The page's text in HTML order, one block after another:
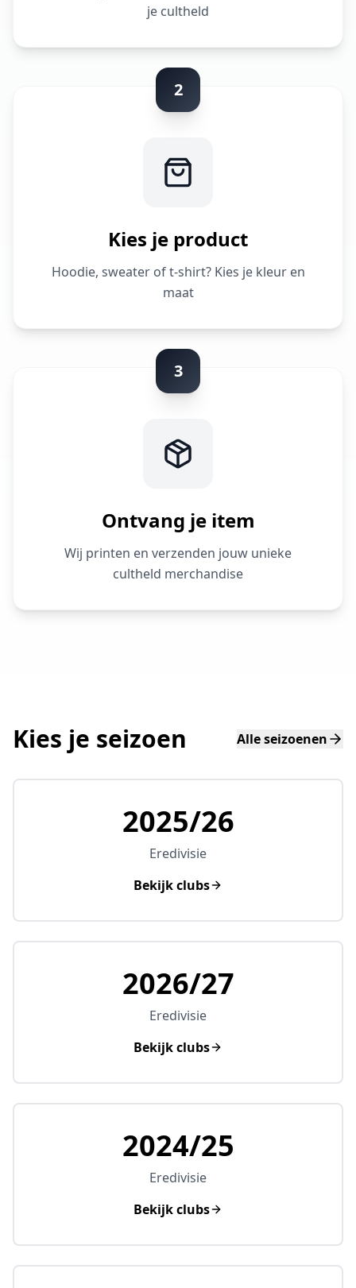
je cultheld
2
Kies je product
Hoodie, sweater of t-shirt? Kies je kleur en
maat
3
Ontvang je item
Wij printen en verzenden jouw unieke
cultheld merchandise
Kies je seizoen Alle seizoenen
2025/26
Eredivisie
Bekijk clubs
2026/27
Eredivisie
Bekijk clubs
2024/25
Eredivisie
Bekijk clubs